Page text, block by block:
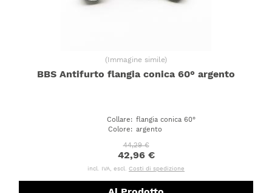
(Immagine simile)
BBS Antifurto flangia conica 60° argento
Collare: flangia conica 60°
Colore: argento
44,29 €
42,96 €
incl. IVA, escl. Costi di spedizione